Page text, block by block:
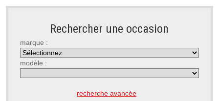
Rechercher une occasion
marque :
modèle :
recherche avancée